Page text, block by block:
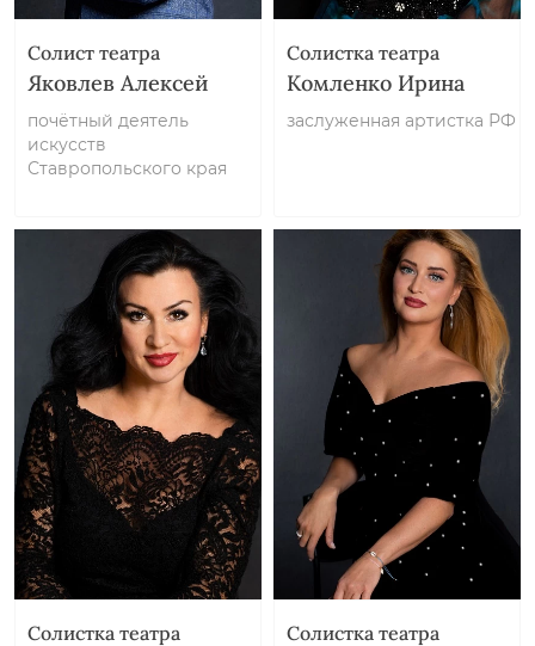
Солист театра
Яковлев Алексей
почётный деятель
искусств
Ставропольского края
Солистка театра
Комленко Ирина
заслуженная артистка РФ
Солистка театра Солистка театра